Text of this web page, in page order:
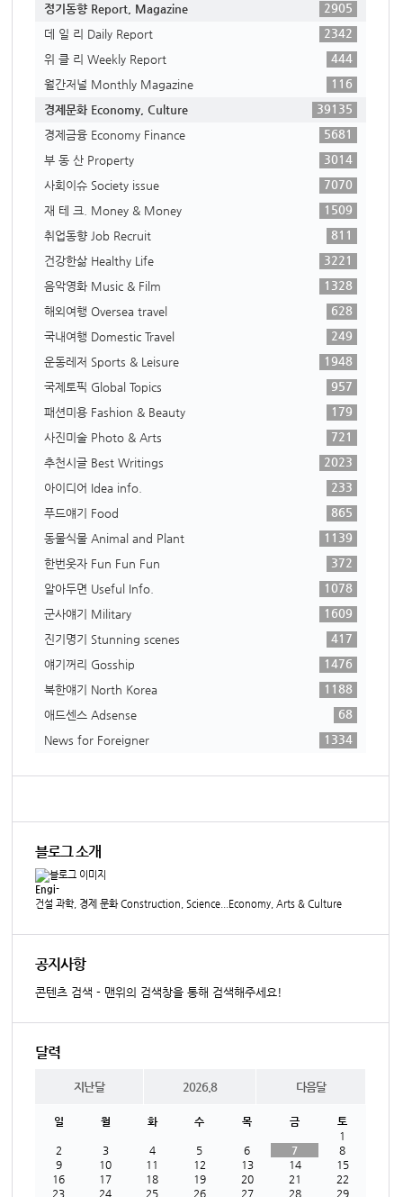
정기동향 Report, Magazine
2905
데 일 리 Daily Report
2342
위 클 리 Weekly Report
444
월간저널 Monthly Magazine
116
경제문화 Economy, Culture
39135
경제금융 Economy Finance
5681
부 동 산 Property
3014
사회이슈 Society issue
7070
재 테 크. Money & Money
1509
취업동향 Job Recruit
811
건강한삶 Healthy Life
3221
음악영화 Music & Film
1328
해외여행 Oversea travel
628
국내여행 Domestic Travel
249
운동레저 Sports & Leisure
1948
국제토픽 Global Topics
957
패션미용 Fashion & Beauty
179
사진미술 Photo & Arts
721
추천시글 Best Writings
2023
아이디어 Idea info.
233
푸드얘기 Food
865
동물식물 Animal and Plant
1139
한번웃자 Fun Fun Fun
372
알아두면 Useful Info.
1078
군사얘기 Military
1609
진기명기 Stunning scenes
417
얘기꺼리 Gosship
1476
북한얘기 North Korea
1188
애드센스 Adsense
68
News for Foreigner
1334
블로그 소개
Engi-
건설 과학, 경제 문화 Construction, Science...Economy, Arts & Culture
공지사항
콘텐츠 검색 - 맨위의 검색창을 통해 검색해주세요!
달력
지난달 2026.8 다음달
일 월 화 수 목 금
토
1
2
3 4 5 6 7
8
9
10 11 12 13 14
15
16
17 18 19 20 21
22
23
24 25 26 27 28 29